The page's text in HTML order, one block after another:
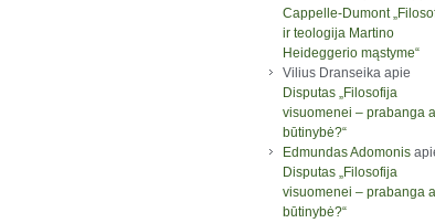
Cappelle-Dumont
ir teologija Martino
Heideggerio mąstyme“
Vilius Dranseika apie
Disputas „Filosofija
visuomenei – prabanga
būtinybė?“
Edmundas Adomonis
Disputas „Filosofija
visuomenei – prabanga
būtinybė?“